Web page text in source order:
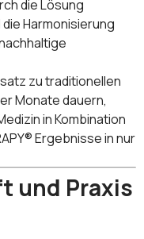
die Lösung
Harmonisierung
zu traditionellen
Monate dauern,
in Kombination
Ergebnisse in nur
und Praxis